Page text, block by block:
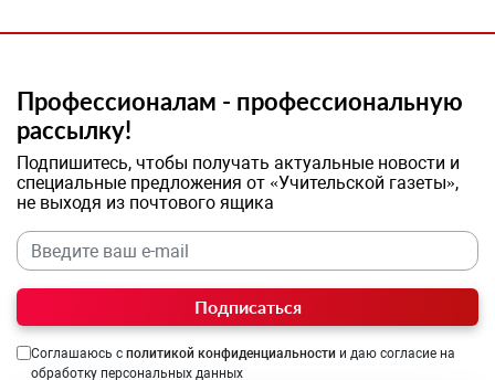
Профессионалам - профессиональную
рассылку!
Подпишитесь, чтобы получать актуальные новости и
специальные предложения от «Учительской газеты»,
не выходя из почтового ящика
Подписаться
Соглашаюсь с политикой конфиденциальности и даю согласие на
обработку персональных данных